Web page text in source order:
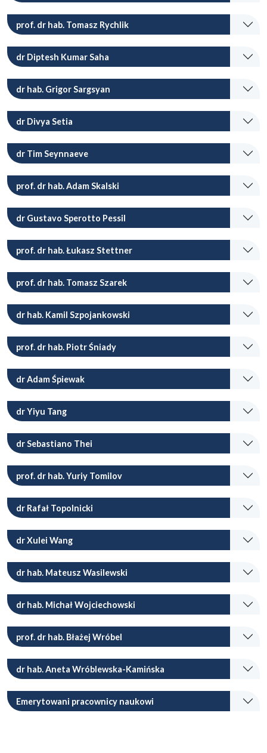
prof. dr hab. Tomasz Rychlik
dr Diptesh Kumar Saha
dr hab. Grigor Sargsyan
dr Divya Setia
dr Tim Seynnaeve
prof. dr hab. Adam Skalski
dr Gustavo Sperotto Pessil
prof. dr hab. Łukasz Stettner
prof. dr hab. Tomasz Szarek
dr hab. Kamil Szpojankowski
prof. dr hab. Piotr Śniady
dr Adam Śpiewak
dr Yiyu Tang
dr Sebastiano Thei
prof. dr hab. Yuriy Tomilov
dr Rafał Topolnicki
dr Xulei Wang
dr hab. Mateusz Wasilewski
dr hab. Michał Wojciechowski
prof. dr hab. Błażej Wróbel
dr hab. Aneta Wróblewska-Kamińska
Emerytowani pracownicy naukowi